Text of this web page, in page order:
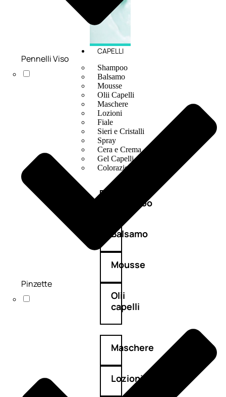
CAPELLI
Shampoo
Balsamo
Mousse
Olii Capelli
Maschere
Lozioni
Fiale
Sieri e Cristalli
Spray
Cera e Crema
Gel Capelli
Colorazione
Shampoo
Balsamo
Mousse
Olii
capelli
Maschere
Lozioni
Pennelli Viso
Pinzette